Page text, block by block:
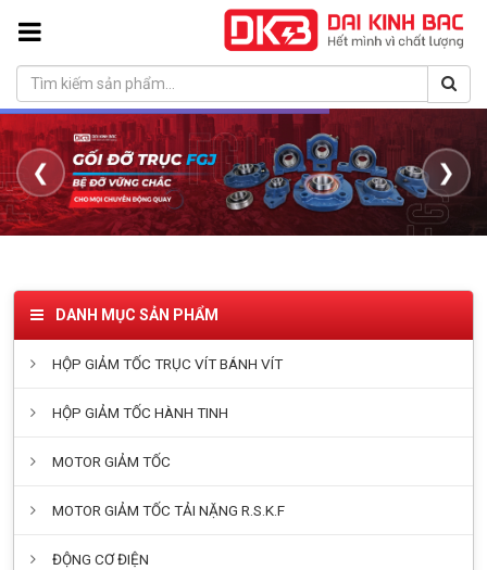
❮ ❯
DANH MỤC SẢN PHẨM
HỘP GIẢM TỐC TRỤC VÍT BÁNH VÍT
HỘP GIẢM TỐC HÀNH TINH
MOTOR GIẢM TỐC
MOTOR GIẢM TỐC TẢI NẶNG R.S.K.F
ĐỘNG CƠ ĐIỆN